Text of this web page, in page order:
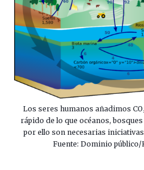
Los seres humanos añadimos
rápido de lo que océanos,
por ello son necesarias
Fuente: Dominio